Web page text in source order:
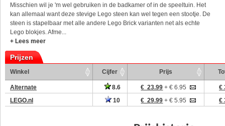
Misschien wil je 'm wel gebruiken in de badkamer of in de speeltuin. Het
kan allemaal want deze stevige Lego steen kan wel tegen een stootje. De
steen is stapelbaar met alle andere Lego Brick varianten net als echte
Lego blokjes. Afme...
+ Lees meer
Prijzen
Winkel Cijfer Prijs
Alternate 8.6 € 23.99 + € 6.95
€
LEGO.nl
10 € 29.99 + € 5.95 €